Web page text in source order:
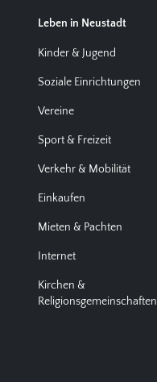
Leben in Neustadt
Kinder & Jugend
Soziale Einrichtungen
Vereine
Sport & Freizeit
Verkehr & Mobilität
Einkaufen
Mieten & Pachten
Internet
Kirchen &
Religionsgemeinschaften